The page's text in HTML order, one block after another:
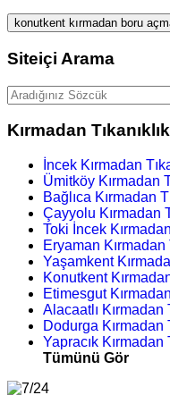
konutkent kırmadan boru
Siteiçi Arama
Kırmadan
İncek Kırmadan
Ümitköy Kırmadan
Bağlıca Kırmadan
Çayyolu Kırmadan
Toki İncek
Eryaman Kırmadan
Yaşamkent
Konutkent
Etimesgut
Alacaatlı Kırmadan
Dodurga Kırmadan
Yapracık Kırmadan
Tümünü Gör